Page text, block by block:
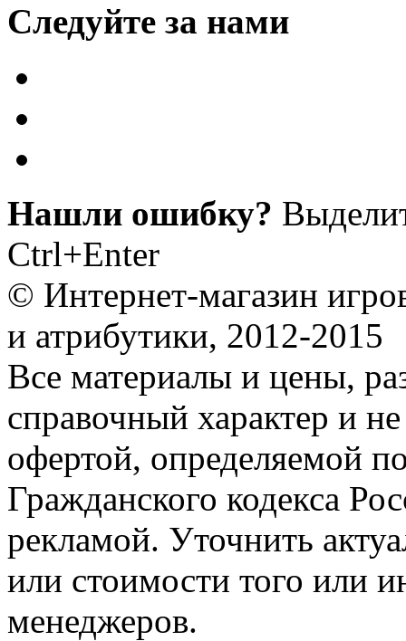
Следуйте за нами
Нашли ошибку?
Ctrl+Enter
© Интернет-магазин
и атрибутики, 2012-2015
Все материалы и цены,
справочный характер и
офертой, определяемой
Гражданского кодекса
рекламой. Уточнить
или стоимости того или
менеджеров.